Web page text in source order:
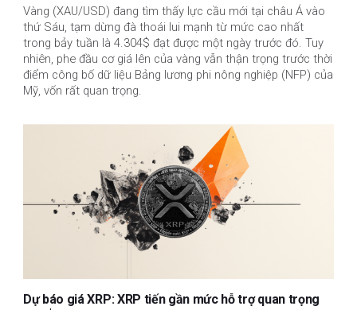
Vàng (XAU/USD) đang tìm thấy lực cầu mới tại châu Á vào
thứ Sáu, tạm dừng đà thoái lui mạnh từ mức cao nhất
trong bảy tuần là 4.304$ đạt được một ngày trước đó. Tuy
nhiên, phe đầu cơ giá lên của vàng vẫn thận trọng trước thời
điểm công bố dữ liệu Bảng lương phi nông nghiệp (NFP) của
Mỹ, vốn rất quan trọng.
Dự báo giá XRP: XRP tiến gần mức hỗ trợ quan trọng